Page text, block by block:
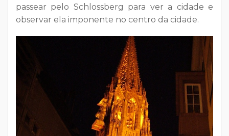
passear pelo Schlossberg para ver a cidade e
observar ela imponente no centro da cidade.